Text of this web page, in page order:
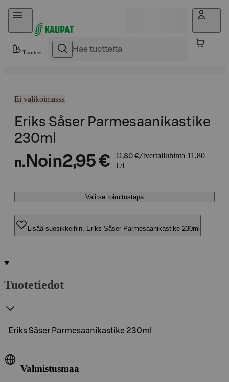
Hyppää sisältöön
Tuotteet
Ei valikoimassa
Eriks Såser Parmesaanikastike
230ml
n. Noin2,95 € 11,80 €/l vertailuhinta 11,80
€/l
Valitse toimitustapa
Lisää suosikkeihin, Eriks Såser Parmesaanikastike 230ml
Tuotetiedot
Eriks Såser Parmesaanikastike 230ml
Valmistusmaa